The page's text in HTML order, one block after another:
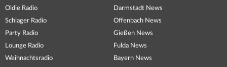
Oldie Radio
Schlager Radio
Party Radio
Lounge Radio
Weihnachtsradio
Darmstadt News
Offenbach News
Gießen News
Fulda News
Bayern News